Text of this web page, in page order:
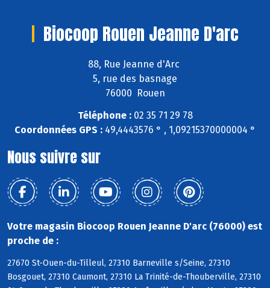
Biocoop Rouen Jeanne D'arc
88, Rue Jeanne d'Arc
5, rue des basnage
76000 Rouen
Téléphone :02 35 71 29 78
Coordonnées GPS : 49,4443576 ° , 1,09215370000004 °
Nous suivre sur
Votre magasin Biocoop Rouen Jeanne D'arc (76000) est
proche de :
27670 St-Ouen-du-Tilleul, 27310 Barneville s/Seine, 27310
Bosgouet, 27310 Caumont, 27310 La Trinité-de-Thouberville, 27310